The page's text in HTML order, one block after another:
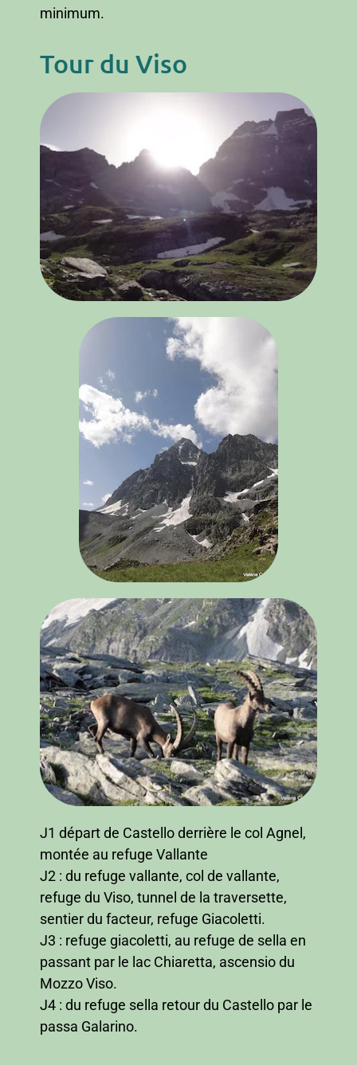
minimum.
Tour du Viso
J1 départ de Castello derrière le col Agnel,
montée au refuge Vallante
J2 : du refuge vallante, col de vallante,
refuge du Viso, tunnel de la traversette,
sentier du facteur, refuge Giacoletti.
J3 : refuge giacoletti, au refuge de sella en
passant par le lac Chiaretta, ascensio du
Mozzo Viso.
J4 : du refuge sella retour du Castello par le
passa Galarino.